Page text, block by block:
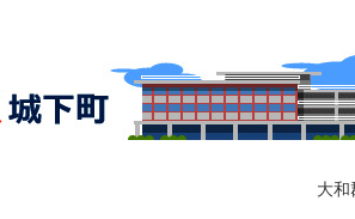
大和